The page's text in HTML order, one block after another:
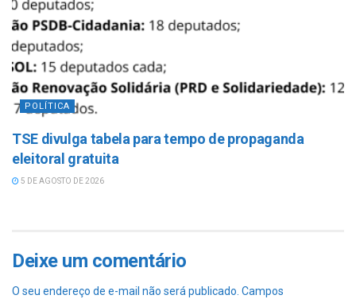
POLÍTICA
TSE divulga tabela para tempo de propaganda
eleitoral gratuita
5 DE AGOSTO DE 2026
Deixe um comentário
O seu endereço de e-mail não será publicado. Campos